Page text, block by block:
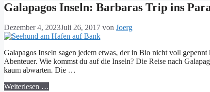
Galapagos Inseln: Barbaras Trip ins
Dezember 4, 2023Juli 26, 2017 von Joerg
Galapagos Inseln sagen jedem etwas, der in Bio nicht voll
Abenteuer. Wie kommst du auf die Inseln? Die Reise nach
kaum abwarten. Die …
Weiterlesen …